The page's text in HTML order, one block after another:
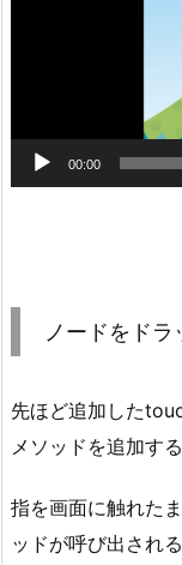
00:00
ノードをドラ
先ほど追加した
メソッドを追加する
指を画面に触れた
ッドが呼び出され